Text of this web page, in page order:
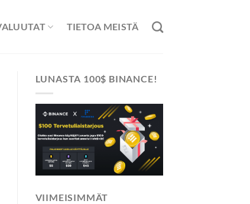
TIETOA MEISTÄ
LUNASTA 100$ BINANCE!
VIIMEISIMMÄT